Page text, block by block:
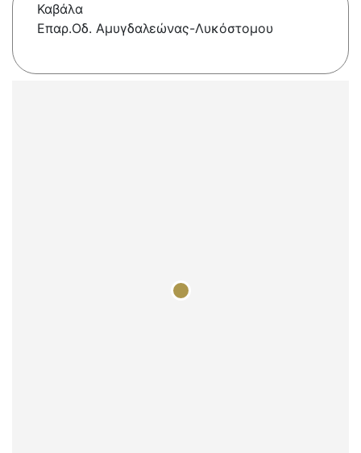
Καβάλα
Επαρ.Οδ. Αμυγδαλεώνας-Λυκόστομου